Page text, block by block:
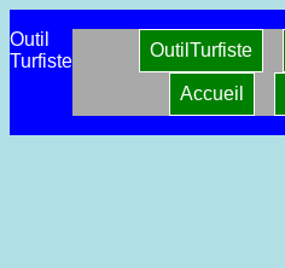
Outil
Turfiste
OutilTurfiste
Accueil